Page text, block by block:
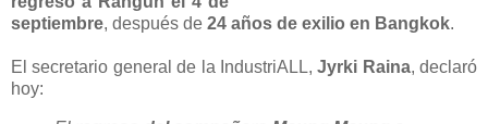
septiembre, después de 24 años de exilio en Bangkok.
El secretario general de la IndustriALL,Jyrki Raina, declaró
hoy: